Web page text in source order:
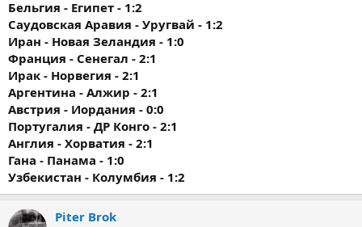
Бельгия - Египет - 1:2
Саудовская Аравия - Уругвай - 1:2
Иран - Новая Зеландия - 1:0
Франция - Сенегал - 2:1
Ирак - Норвегия - 2:1
Аргентина - Алжир - 2:1
Австрия - Иордания - 0:0
Португалия - ДР Конго - 2:1
Англия - Хорватия - 2:1
Гана - Панама - 1:0
Узбекистан - Колумбия - 1:2
Piter Brok